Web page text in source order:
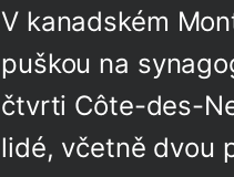
V kanadském
puškou na
čtvrti Côte-des-
lidé, včetně dvou